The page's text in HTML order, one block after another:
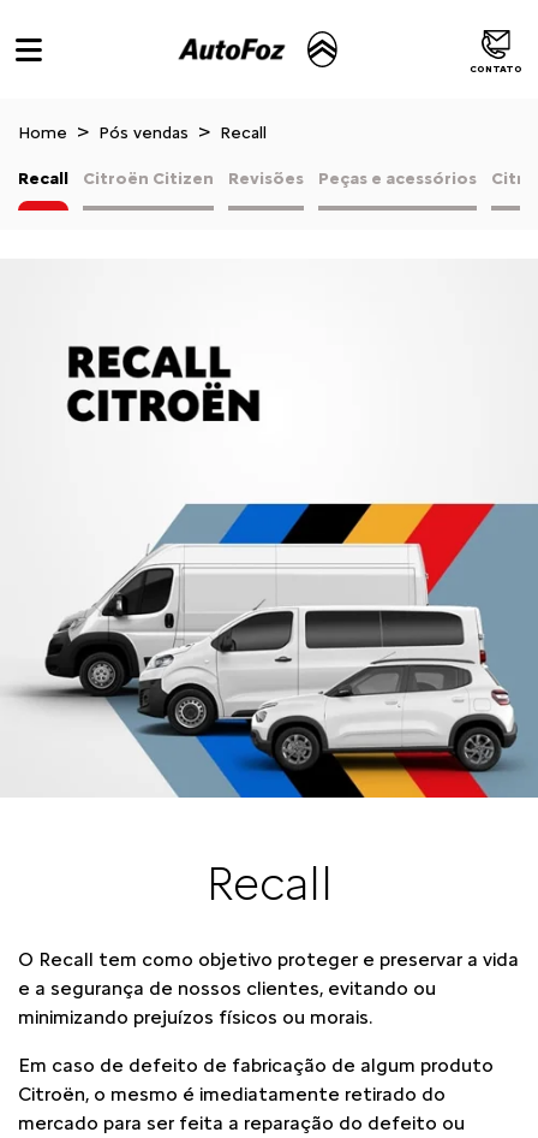
CONTATO
Home Pós vendas Recall
Citroën Citizen Revisões Peças e acessórios
Recall
Recall
O Recall tem como objetivo proteger e preservar a vida
e a segurança de nossos clientes, evitando ou
minimizando prejuízos físicos ou morais.
Em caso de defeito de fabricação de algum produto
Citroën, o mesmo é imediatamente retirado do
mercado para ser feita a reparação do defeito ou